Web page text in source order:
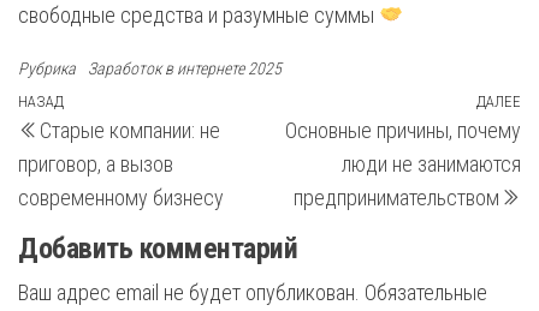
свободные средства и разумные суммы
Рубрика Заработок в интернете 2025
Навигация
по
записям
Предыдущая
запись
НАЗАД
Старые компании: не
приговор, а вызов
современному бизнесу
ДАЛЕЕ
Основные причины, почему
люди не занимаются
предпринимательством
Добавить комментарий
Ваш адрес email не будет опубликован. Обязательные